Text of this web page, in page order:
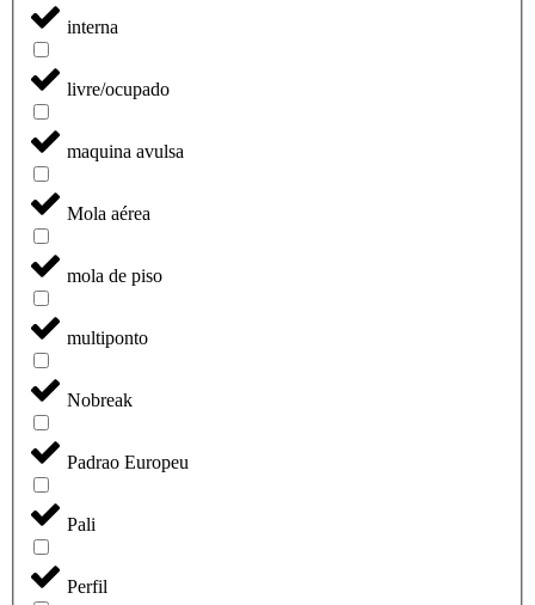
interna
livre/ocupado
maquina avulsa
Mola aérea
mola de piso
multiponto
Nobreak
Padrao Europeu
Pali
Perfil